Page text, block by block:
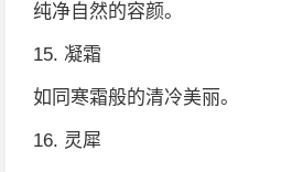
纯净自然的容颜。
15. 凝霜
如同寒霜般的清冷美丽。
16. 灵犀